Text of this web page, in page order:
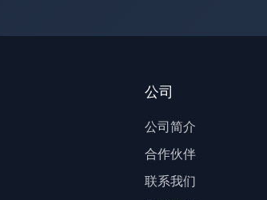
公司
公司简介
合作伙伴
联系我们